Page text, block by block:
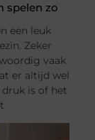
spelen zo
een leuk
Zeker
vaak
er altijd wel
druk is of het